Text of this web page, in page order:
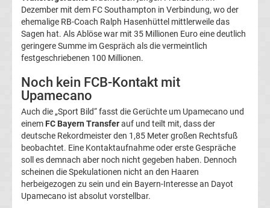
League
Fußball
WM
Fußball
EM
Frauenfußball
Dezember mit dem FC Southampton in Verbindung, wo der
ehemalige RB-Coach Ralph Hasenhüttel mittlerweile das
Sagen hat. Als Ablöse war mit 35 Millionen Euro eine deutlich
geringere Summe im Gespräch als die vermeintlich
festgeschriebenen 100 Millionen.
Noch kein FCB-Kontakt mit
Upamecano
Auch die „Sport Bild“ fasst die Gerüchte um Upamecano und
einem FC Bayern Transferauf und teilt mit, dass der
deutsche Rekordmeister den 1,85 Meter großen Rechtsfuß
beobachtet. Eine Kontaktaufnahme oder erste Gespräche
soll es demnach aber noch nicht gegeben haben. Dennoch
scheinen die Spekulationen nicht an den Haaren
herbeigezogen zu sein und ein Bayern-Interesse an Dayot
Upamecano ist absolut vorstellbar.